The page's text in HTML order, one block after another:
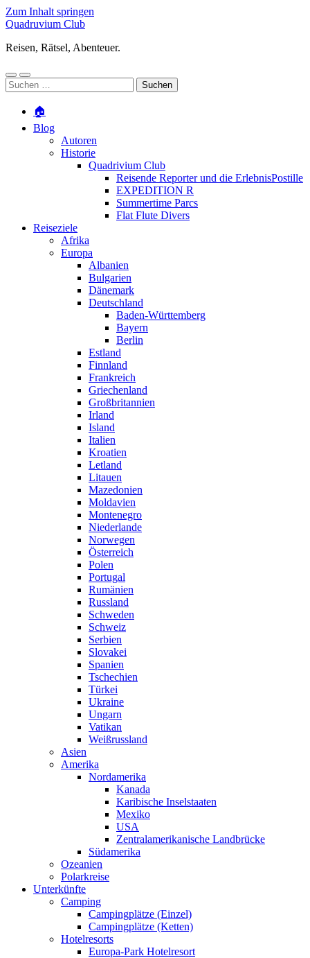
Zum Inhalt springen
Quadruvium Club
Reisen, Rätsel, Abenteuer.
Mobile-
Menü
Suchfeld
ein-/ausblenden
Suchen
nach:
🏠
Blog
Autoren
Historie
Quadrivium Club
Reisende Reporter und die ErlebnisPostille
EXPEDITION R
Summertime Parcs
Flat Flute Divers
Reiseziele
Afrika
Europa
Albanien
Bulgarien
Dänemark
Deutschland
Baden-Württemberg
Bayern
Berlin
Estland
Finnland
Frankreich
Griechenland
Großbritannien
Irland
Island
Italien
Kroatien
Letland
Litauen
Mazedonien
Moldavien
Montenegro
Niederlande
Norwegen
Österreich
Polen
Portugal
Rumänien
Russland
Schweden
Schweiz
Serbien
Slovakei
Spanien
Tschechien
Türkei
Ukraine
Ungarn
Vatikan
Weißrussland
Asien
Amerika
Nordamerika
Kanada
Karibische Inselstaaten
Mexiko
USA
Zentralamerikanische Landbrücke
Südamerika
Ozeanien
Polarkreise
Unterkünfte
Camping
Campingplätze (Einzel)
Campingplätze (Ketten)
Hotelresorts
Europa-Park Hotelresort